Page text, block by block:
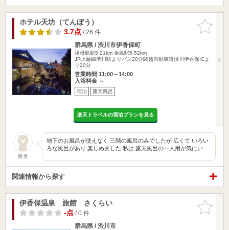
お気に入
りに追加
ホテル天坊（てんぼう）
3.7点/ 26 件
群馬県 / 渋川市伊香保町
祖母島駅5.21km 金島駅5.52km
JR上越線渋川駅よりバス20分関越自動車道渋川伊香保ICよ
り20分
営業時間 11:00～14:00
入浴料金 ～
宿泊 露天風呂
楽天トラベルの宿泊プランを見る
匿名
地下のお風呂が使えなく 三階の風呂のみでしたが 広くて いろい
ろな風呂があり 楽しめました 私は 露天風呂の一人用が気にい…
関連情報から探す
お気に入
りに追加
伊香保温泉 旅館 さくらい
-点/ 0 件
群馬県 / 渋川市